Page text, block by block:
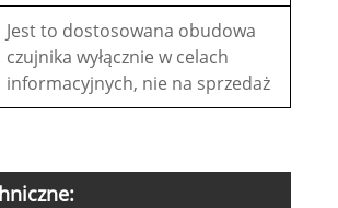
Jest to dostosowana obudowa
czujnika wyłącznie w celach
informacyjnych, nie na sprzedaż